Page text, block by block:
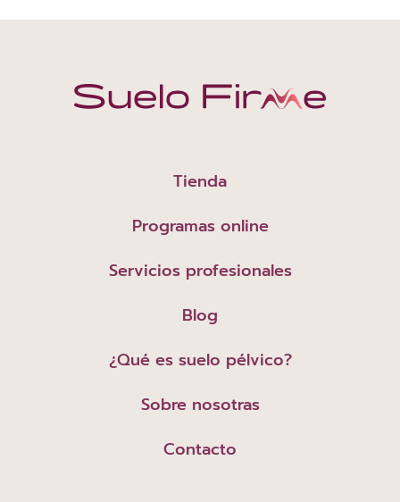
Tienda
Programas online
Servicios profesionales
Blog
¿Qué es suelo pélvico?
Sobre nosotras
Contacto